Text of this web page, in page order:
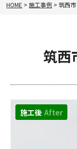
HOME >施工事例 >筑西
筑西
施工後 After